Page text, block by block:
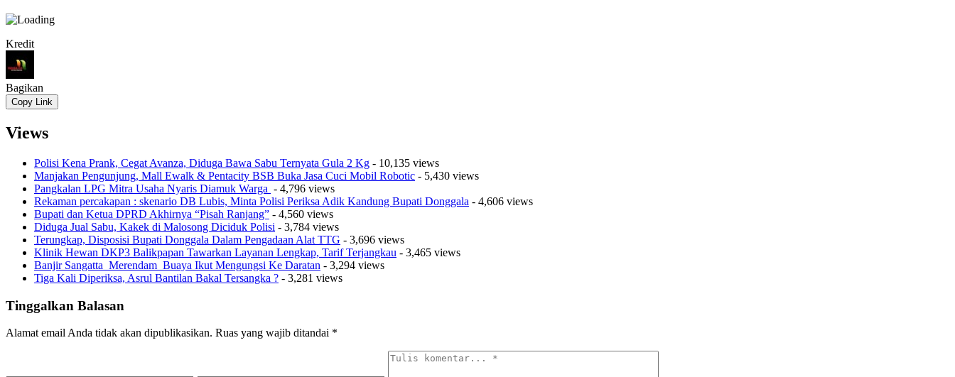
Kredit
Bagikan
Copy Link
Views
Polisi Kena Prank, Cegat Avanza, Diduga Bawa Sabu Ternyata Gula 2 Kg - 10,135 views
Manjakan Pengunjung, Mall Ewalk & Pentacity BSB Buka Jasa Cuci Mobil Robotic - 5,430 views
Pangkalan LPG Mitra Usaha Nyaris Diamuk Warga - 4,796 views
Rekaman percakapan : skenario DB Lubis, Minta Polisi Periksa Adik Kandung Bupati Donggala - 4,606 views
Bupati dan Ketua DPRD Akhirnya “Pisah Ranjang” - 4,560 views
Diduga Jual Sabu, Kakek di Malosong Diciduk Polisi - 3,784 views
Terungkap, Disposisi Bupati Donggala Dalam Pengadaan Alat TTG - 3,696 views
Klinik Hewan DKP3 Balikpapan Tawarkan Layanan Lengkap, Tarif Terjangkau - 3,465 views
Banjir Sangatta Merendam Buaya Ikut Mengungsi Ke Daratan - 3,294 views
Tiga Kali Diperiksa, Asrul Bantilan Bakal Tersangka ? - 3,281 views
Tinggalkan Balasan
Alamat email Anda tidak akan dipublikasikan. Ruas yang wajib ditandai *